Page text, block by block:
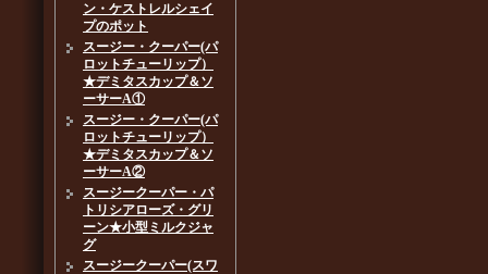
ン・ケストレルシェイ
プのポット
スージー・クーパー(パ
ロットチューリップ）
★デミタスカップ＆ソ
ーサーA①
スージー・クーパー(パ
ロットチューリップ）
★デミタスカップ＆ソ
ーサーA②
スージークーパー・パ
トリシアローズ・グリ
ーン★小型ミルクジャ
グ
スージークーパー(スワ